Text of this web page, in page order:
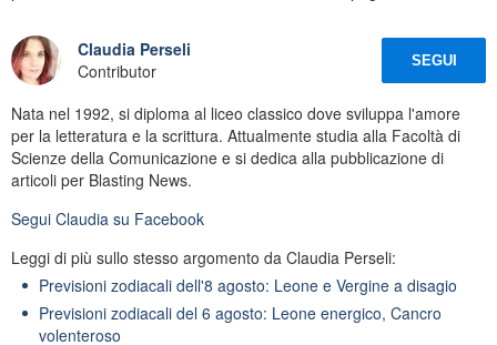
Claudia Perseli
Contributor
SEGUI
Nata nel 1992, si diploma al liceo classico dove sviluppa l'amore
per la letteratura e la scrittura. Attualmente studia alla Facoltà di
Scienze della Comunicazione e si dedica alla pubblicazione di
articoli per Blasting News.
Segui Claudia su Facebook
Leggi di più sullo stesso argomento da Claudia Perseli:
Previsioni zodiacali dell'8 agosto: Leone e Vergine a disagio
Previsioni zodiacali del 6 agosto: Leone energico, Cancro
volenteroso